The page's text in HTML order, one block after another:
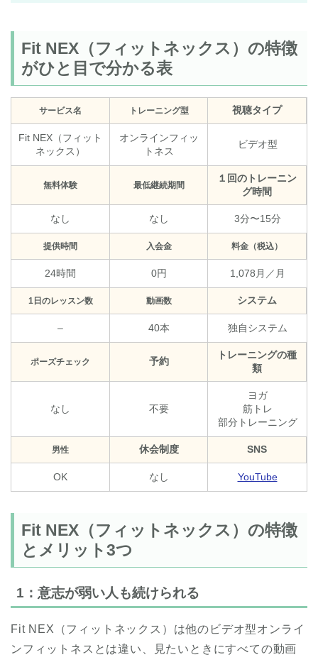
Fit NEX（フィットネックス）の特徴
がひと目で分かる表
サービス名 トレーニング型 視聴タイプ
Fit NEX（フィット
ネックス）
オンラインフィッ
トネス
ビデオ型
無料体験 最低継続期間
１回のトレーニン
グ時間
なし なし 3分〜15分
提供時間 入会金 料金（税込）
24時間 0円 1,078月／月
1日のレッスン数 動画数 システム
– 40本 独自システム
ポーズチェック 予約
トレーニングの種
類
なし 不要
ヨガ
筋トレ
部分トレーニング
男性 休会制度 SNS
OK なし YouTube
Fit NEX（フィットネックス）の特徴
とメリット3つ
1：意志が弱い人も続けられる
Fit NEX（フィットネックス）は他のビデオ型オンライ
ンフィットネスとは違い、見たいときにすべての動画